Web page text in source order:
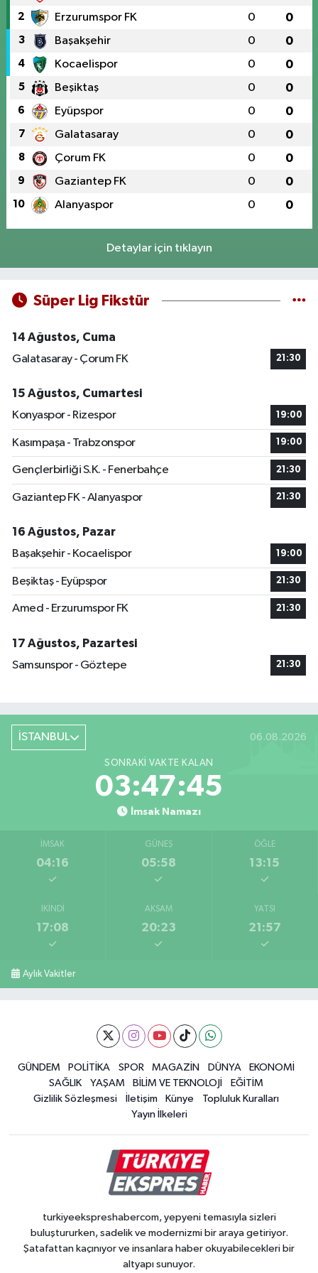
2 Erzurumspor FK 0 0
3 Başakşehir 0 0
4 Kocaelispor 0 0
5 Beşiktaş 0 0
6 Eyüpspor 0 0
7 Galatasaray 0 0
8 Çorum FK 0 0
9 Gaziantep FK 0 0
10 Alanyaspor 0 0
Detaylar için tıklayın
Süper Lig Fikstür
14 Ağustos, Cuma
Galatasaray - Çorum FK
21:30
15 Ağustos, Cumartesi
Konyaspor - Rizespor
19:00
Kasımpaşa - Trabzonspor 19:00
Gençlerbirliği S.K. - Fenerbahçe 21:30
Gaziantep FK - Alanyaspor 21:30
16 Ağustos, Pazar
Başakşehir - Kocaelispor
19:00
Beşiktaş - Eyüpspor 21:30
Amed - Erzurumspor FK 21:30
17 Ağustos, Pazartesi
Samsunspor - Göztepe
21:30
İSTANBUL 06.08.2026
SONRAKI VAKTE KALAN
03:47:45
İmsak Namazı
İMSAK
04:16
GÜNEŞ
05:58
ÖĞLE
13:15
İKINDI
17:08
AKŞAM
20:23
YATSI
21:57
Aylık Vakitler
GÜNDEM POLİTİKA SPOR MAGAZİN DÜNYA
EKONOMİ
SAĞLIK
YAŞAM BİLİM VE TEKNOLOJİ
EĞİTİM
Gizlilik Sözleşmesi
İletişim Künye
Topluluk Kuralları
Yayın İlkeleri
turkiyeekspreshabercom, yepyeni temasıyla sizleri
buluştururken, sadelik ve modernizmi bir araya getiriyor.
Şatafattan kaçınıyor ve insanlara haber okuyabilecekleri bir
altyapı sunuyor.